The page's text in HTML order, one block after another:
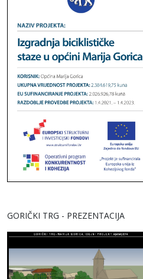
GORIČKI TRG - PREZENTACIJA